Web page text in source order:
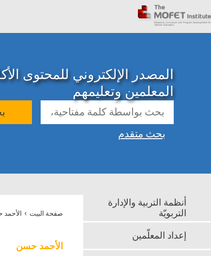
المصدر الإلكتروني للمحتوى
المعلمين وتعليمهم
بحث متقدم
صفحة البيت ›
الأحمد حسن
أنظمة التربية والإدارة
التربويّة
إعداد المعلّمين